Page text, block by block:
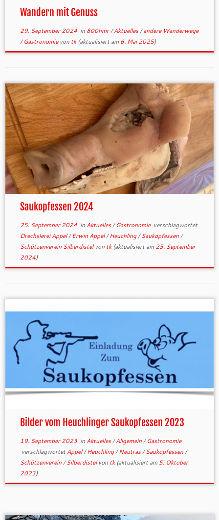
Wandern mit Genuss
29. September 2024in 800hmr/Aktuelles/andere Wanderwege
/Gastronomie von tk(aktualisiert am 6. Mai 2025)
Saukopfessen 2024
25. September 2024in Aktuelles/Gastronomie verschlagwortet
Drechslerei Appel/Erwin Appel/Heuchling/Saukopfessen/
Schützenverein Silberdistelvon tk(aktualisiert am 25. September
2024)
Bilder vom Heuchlinger Saukopfessen 2023
19. September 2023in Aktuelles/Allgemein/Gastronomie
verschlagwortetAppel/Heuchling/Neutras/Saukopfessen/
Schützenverein/Silberdistelvon tk(aktualisiert am 5. Oktober
2023)